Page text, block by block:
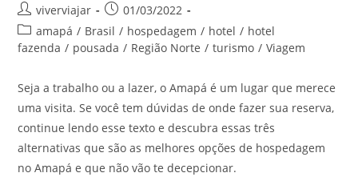
Autor
do
post:
viverviajar
Post
publicado:
01/03/2022
Categoria
do
amapá / Brasil / hospedagem / hotel / hotel
fazenda / pousada / Região Norte / turismo / Viagem
Seja a trabalho ou a lazer, o Amapá é um lugar que merece
uma visita. Se você tem dúvidas de onde fazer sua reserva,
continue lendo esse texto e descubra essas três
alternativas que são as melhores opções de hospedagem
no Amapá e que não vão te decepcionar.